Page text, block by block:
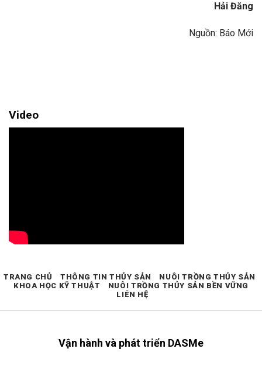
Hải Đăng
Nguồn: Báo Mới
Video
Vận hành và phát triển DASMe
TRANG CHỦ THÔNG TIN THỦY SẢN
NUÔI TRỒNG THỦY SẢN
KHOA HỌC KỸ THUẬT
NUÔI TRỒNG THỦY SẢN BỀN VỮNG
LIÊN HỆ